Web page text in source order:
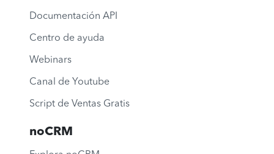
Documentación API
Centro de ayuda
Webinars
Canal de Youtube
Script de Ventas Gratis
noCRM